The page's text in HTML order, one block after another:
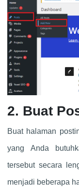
2. Buat
Buat halaman
yang Anda
tersebut secara
menjadi beberapa